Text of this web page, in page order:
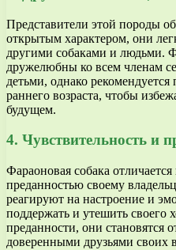
Представители этой породы
открытым характером, они
другими собаками и людьми.
дружелюбны ко всем членам
детьми, однако
раннего возраста, чтобы
будущем.
4. Чувствительность и
Фараоновая собака
преданностью своему
реагируют на настроение и
поддержать и утешить своего
преданности, они становятся
доверенными друзьями своих